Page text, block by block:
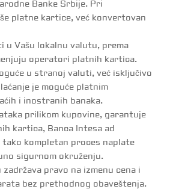
Banke Srbije. Pri
platne kartice, već konvertovan
u Vašu lokalnu valutu, prema
operatori platnih kartica.
u stranoj valuti, već isključivo
je moguće platnim
i inostranih banaka.
prilikom kupovine, garantuje
kartica, Banca Intesa ad
tako kompletan proces naplate
sigurnom okruženju.
pravo na izmenu cena i
bez prethodnog obaveštenja.